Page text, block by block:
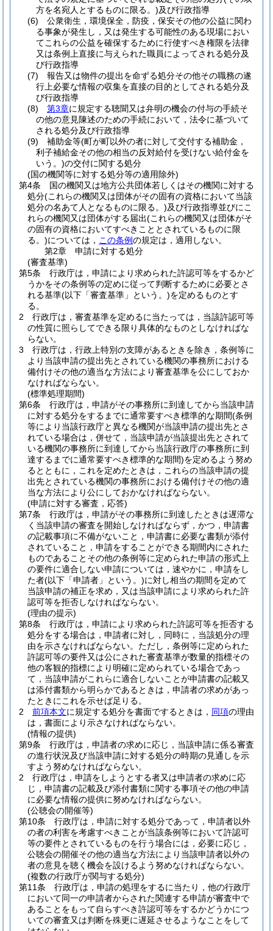
方を名宛人とするものに限る。)及び行政指導
(6)
公衆衛生，環境保全，防疫，保安その他の公益に関わ
る事象が発生し，又は発生する可能性のある現場におい
てこれらの公益を確保するために行使すべき権限を法律
又は条例上直接に与えられた職員によってされる処分及
び行政指導
(7)
報告又は物件の提出を命ずる処分その他その職務の遂
行上必要な情報の収集を直接の目的としてされる処分及
び行政指導
(8)
第3章に規定する聴聞又は弁明の機会の付与の手続そ
の他の意見陳述のための手続において，法令に基づいて
される処分及び行政指導
(9)
補助金等(町が町以外の者に対して交付する補助金，
利子補給金その他の相当の反対給付を受けない給付金を
いう。)の交付に関する処分
(国の機関等に対する処分等の適用除外)
第4条
国の機関又は地方公共団体若しくはその機関に対する
処分(これらの機関又は団体がその固有の資格において当該
処分の名あて人となるものに限る。)及び行政指導並びにこ
れらの機関又は団体がする届出(これらの機関又は団体がそ
の固有の資格においてすべきこととされているものに限
る。)については， この条例の規定は，適用しない。
第2章
申請に対する処分
(審査基準)
第5条
行政庁は，申請により求められた許認可等をするかど
うかをその条例等の定めに従って判断するために必要とさ
れる基準(以下「審査基準」という。)を定めるものとす
る。
2
行政庁は，審査基準を定めるに当たっては，当該許認可等
の性質に照らしてできる限り具体的なものとしなければな
らない。
3
行政庁は，行政上特別の支障があるときを除き，条例等に
より当該申請の提出先とされている機関の事務所における
備付けその他の適当な方法により審査基準を公にしておか
なければならない。
(標準処理期間)
第6条
行政庁は，申請がその事務所に到達してから当該申請
に対する処分をするまでに通常要すべき標準的な期間(条例
等により当該行政庁と異なる機関が当該申請の提出先とさ
れている場合は，併せて，当該申請が当該提出先とされて
いる機関の事務所に到達してから当該行政庁の事務所に到
達するまでに通常要すべき標準的な期間)を定めるよう努め
るとともに，これを定めたときは，これらの当該申請の提
出先とされている機関の事務所における備付けその他の適
当な方法により公にしておかなければならない。
(申請に対する審査，応答)
第7条
行政庁は，申請がその事務所に到達したときは遅滞な
く当該申請の審査を開始しなければならず，かつ，申請書
の記載事項に不備がないこと，申請書に必要な書類が添付
されていること，申請をすることができる期間内にされた
ものであることその他の条例等に定められた申請の形式上
の要件に適合しない申請については，速やかに，申請をし
た者(以下「申請者」という。)に対し相当の期間を定めて
当該申請の補正を求め，又は当該申請により求められた許
認可等を拒否しなければならない。
(理由の提示)
第8条
行政庁は，申請により求められた許認可等を拒否する
処分をする場合は，申請者に対し，同時に，当該処分の理
由を示さなければならない。 ただし，条例等に定められた
許認可等の要件又は公にされた審査基準が数量的指標その
他の客観的指標により明確に定められている場合であっ
て，当該申請がこれらに適合しないことが申請書の記載又
は添付書類から明らかであるときは，申請者の求めがあっ
たときにこれを示せば足りる。
2
前項本文に規定する処分を書面でするときは， 同項の理由
は，書面により示さなければならない。
(情報の提供)
第9条
行政庁は，申請者の求めに応じ，当該申請に係る審査
の進行状況及び当該申請に対する処分の時期の見通しを示
すよう努めなければならない。
2
行政庁は，申請をしようとする者又は申請者の求めに応
じ，申請書の記載及び添付書類に関する事項その他の申請
に必要な情報の提供に努めなければならない。
(公聴会の開催等)
第10条
行政庁は，申請に対する処分であって，申請者以外
の者の利害を考慮すべきことが当該条例等において許認可
等の要件とされているものを行う場合には，必要に応じ，
公聴会の開催その他の適当な方法により当該申請者以外の
者の意見を聴く機会を設けるよう努めなければならない。
(複数の行政庁が関与する処分)
第11条
行政庁は，申請の処理をするに当たり，他の行政庁
において同一の申請者からされた関連する申請が審査中で
あることをもって自らすべき許認可等をするかどうかにつ
いての審査又は判断を殊更に遅延させるようなことをして